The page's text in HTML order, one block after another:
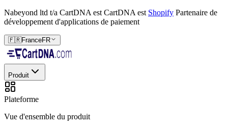
Nabeyond ltd t/a CartDNA est CartDNA est Shopify Partenaire de
développement d'applications de paiement
🇫🇷FranceFR
Produit
Plateforme
Vue d'ensemble du produit